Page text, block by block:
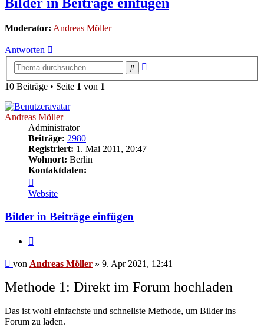
Moderator: Andreas Möller
Antworten
Suche
10 Beiträge • Seite 1 von 1
Andreas Möller
Administrator
Beiträge: 2980
Registriert: 1. Mai 2011, 20:47
Wohnort: Berlin
Kontaktdaten:
von
Andreas
Möller
Website
Bilder in Beiträge einfügen
Beitrag
von Andreas Möller » 9. Apr 2021, 12:41
Methode 1: Direkt im Forum hochladen
Das ist wohl einfachste und schnellste Methode, um Bilder ins
Forum zu laden.